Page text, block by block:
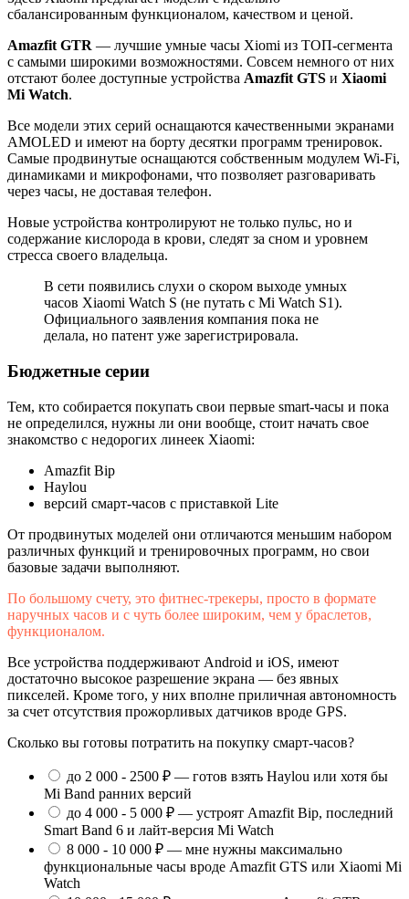
сбалансированным функционалом, качеством и ценой.
Amazfit GTR — лучшие умные часы Xiomi из ТОП-сегмента
с самыми широкими возможностями. Совсем немного от них
отстают более доступные устройства Amazfit GTS и Xiaomi
Mi Watch.
Все модели этих серий оснащаются качественными экранами
AMOLED и имеют на борту десятки программ тренировок.
Самые продвинутые оснащаются собственным модулем Wi-Fi,
динамиками и микрофонами, что позволяет разговаривать
через часы, не доставая телефон.
Новые устройства контролируют не только пульс, но и
содержание кислорода в крови, следят за сном и уровнем
стресса своего владельца.
В сети появились слухи о скором выходе умных
часов Xiaomi Watch S (не путать с Mi Watch S1).
Официального заявления компания пока не
делала, но патент уже зарегистрировала.
Бюджетные серии
Тем, кто собирается покупать свои первые smart-часы и пока
не определился, нужны ли они вообще, стоит начать свое
знакомство с недорогих линеек Xiaomi:
Amazfit Bip
Haylou
версий смарт-часов с приставкой Lite
От продвинутых моделей они отличаются меньшим набором
различных функций и тренировочных программ, но свои
базовые задачи выполняют.
По большому счету, это фитнес-трекеры, просто в формате
наручных часов и с чуть более широким, чем у браслетов,
функционалом.
Все устройства поддерживают Android и iOS, имеют
достаточно высокое разрешение экрана — без явных
пикселей. Кроме того, у них вполне приличная автономность
за счет отсутствия прожорливых датчиков вроде GPS.
Сколько вы готовы потратить на покупку смарт-часов?
до 2 000 - 2500 ₽ — готов взять Haylou или хотя бы
Mi Band ранних версий
до 4 000 - 5 000 ₽ — устроят Amazfit Bip, последний
Smart Band 6 и лайт-версия Mi Watch
8 000 - 10 000 ₽ — мне нужны максимально
функциональные часы вроде Amazfit GTS или Xiaomi Mi
Watch